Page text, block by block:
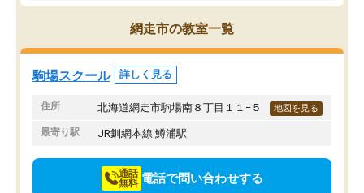
できている様子。
先生はやる気を引き出してくれる声か
けや、分からない問題には熱心に応え
て教えてくださります。
おかげさまで成績が上がり、勉強が楽
のか知る機会となり、と
たり、学力テストの結果
ので、勉強への意欲へと
網走市の教室一覧
駒場スクール 詳しく見る
住所 北海道網走市駒場南８丁目１１−５ 地図を見る
最寄り駅 JR釧網本線 鱒浦駅
通話
無料 電話で問い合わせする